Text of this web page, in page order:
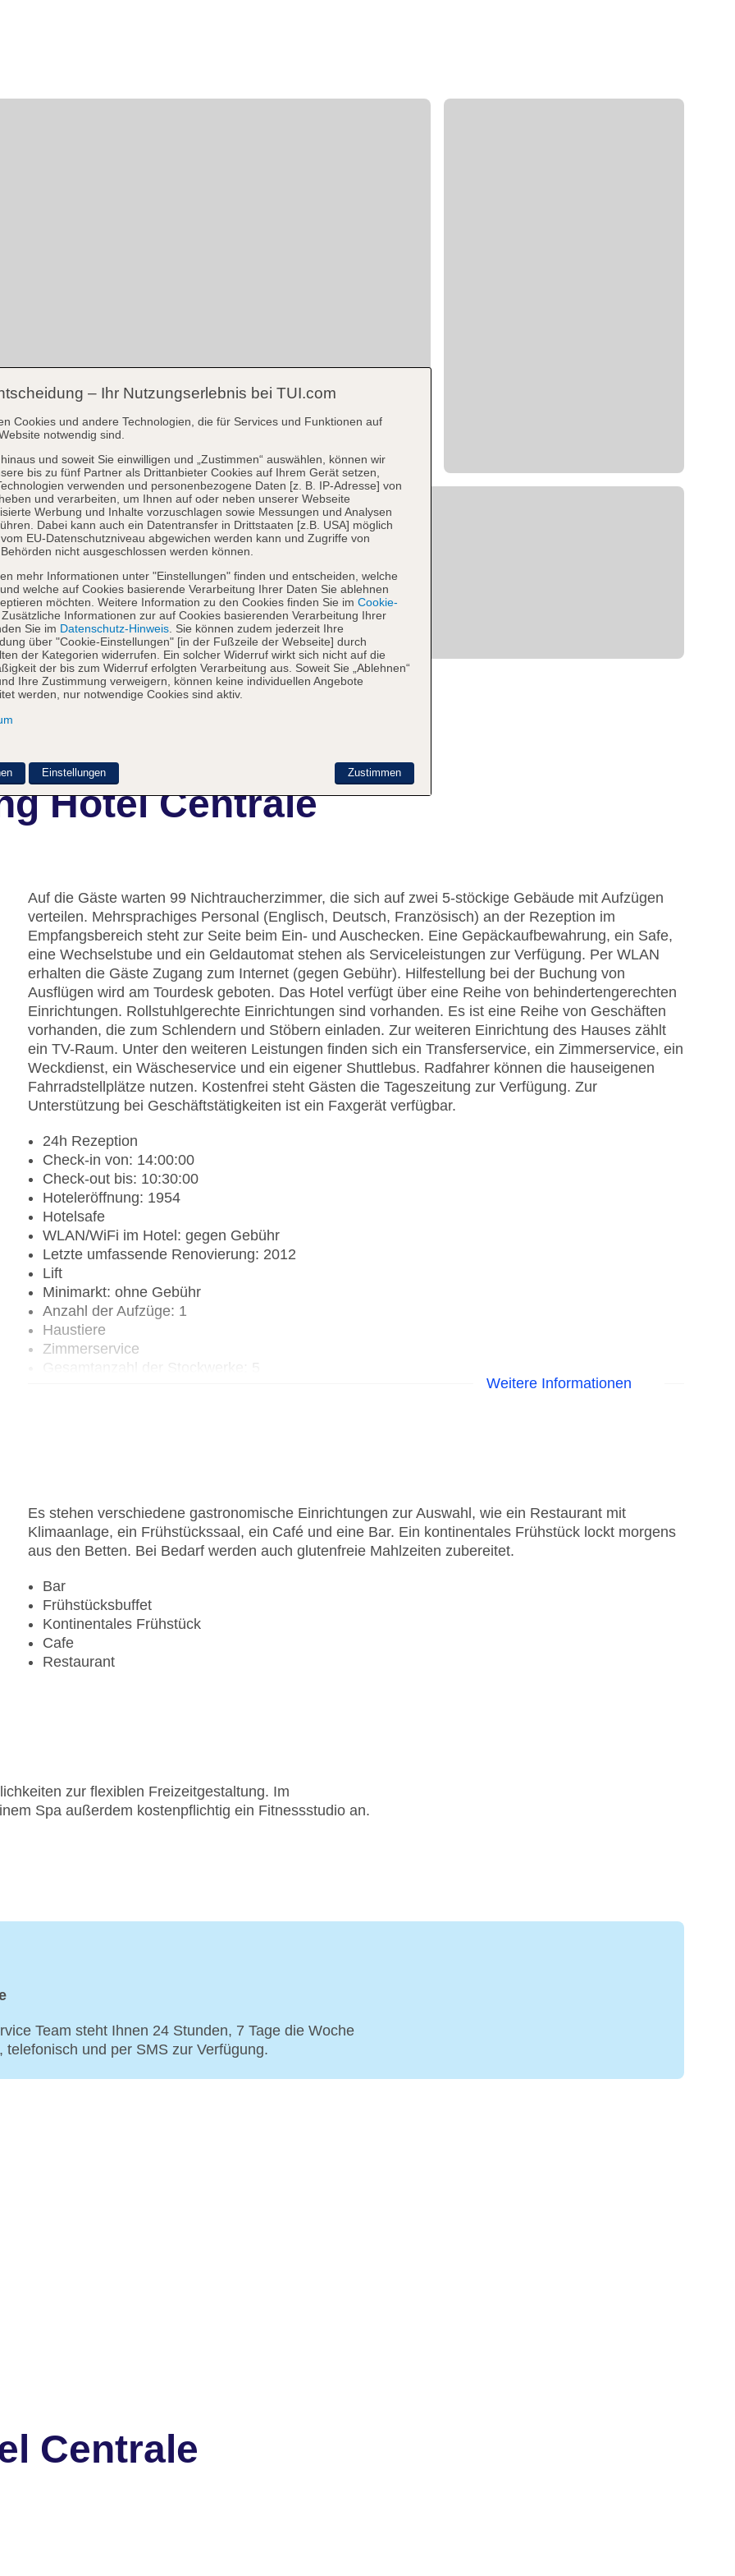
Hotel Centrale
Auf die Gäste warten 99 Nichtraucherzimmer, die sich auf zwei 5-stöckige Gebäude mit Aufzügen
verteilen. Mehrsprachiges Personal (Englisch, Deutsch, Französisch) an der Rezeption im
Empfangsbereich steht zur Seite beim Ein- und Auschecken. Eine Gepäckaufbewahrung, ein Safe,
eine Wechselstube und ein Geldautomat stehen als Serviceleistungen zur Verfügung. Per WLAN
erhalten die Gäste Zugang zum Internet (gegen Gebühr). Hilfestellung bei der Buchung von
Ausflügen wird am Tourdesk geboten. Das Hotel verfügt über eine Reihe von behindertengerechten
Einrichtungen. Rollstuhlgerechte Einrichtungen sind vorhanden. Es ist eine Reihe von Geschäften
vorhanden, die zum Schlendern und Stöbern einladen. Zur weiteren Einrichtung des Hauses zählt
ein TV-Raum. Unter den weiteren Leistungen finden sich ein Transferservice, ein Zimmerservice, ein
Weckdienst, ein Wäscheservice und ein eigener Shuttlebus. Radfahrer können die hauseigenen
Fahrradstellplätze nutzen. Kostenfrei steht Gästen die Tageszeitung zur Verfügung. Zur
Unterstützung bei Geschäftstätigkeiten ist ein Faxgerät verfügbar.
24h Rezeption
Check-in von: 14:00:00
Check-out bis: 10:30:00
Hoteleröffnung: 1954
Hotelsafe
WLAN/WiFi im Hotel: gegen Gebühr
Letzte umfassende Renovierung: 2012
Lift
Minimarkt: ohne Gebühr
Anzahl der Aufzüge: 1
Haustiere
Zimmerservice
Weitere Informationen
Es stehen verschiedene gastronomische Einrichtungen zur Auswahl, wie ein Restaurant mit
Klimaanlage, ein Frühstückssaal, ein Café und eine Bar. Ein kontinentales Frühstück lockt morgens
aus den Betten. Bei Bedarf werden auch glutenfreie Mahlzeiten zubereitet.
Bar
Frühstücksbuffet
Kontinentales Frühstück
Cafe
Restaurant
zur flexiblen Freizeitgestaltung. Im
Spa außerdem kostenpflichtig ein Fitnessstudio an.
Team steht Ihnen 24 Stunden, 7 Tage die Woche
und per SMS zur Verfügung.
Centrale
– Ihr Nutzungserlebnis bei TUI.com
Cookies und andere Technologien, die für Services und Funktionen auf
notwendig sind.
und soweit Sie einwilligen und „Zustimmen“ auswählen, können wir
bis zu fünf Partner als Drittanbieter Cookies auf Ihrem Gerät setzen,
verwenden und personenbezogene Daten [z. B. IP-Adresse] von
und verarbeiten, um Ihnen auf oder neben unserer Webseite
Werbung und Inhalte vorzuschlagen sowie Messungen und Analysen
Dabei kann auch ein Datentransfer in Drittstaaten [z.B. USA] möglich
EU-Datenschutzniveau abgewichen werden kann und Zugriffe von
nicht ausgeschlossen werden können.
mehr Informationen unter "Einstellungen" finden und entscheiden, welche
welche auf Cookies basierende Verarbeitung Ihrer Daten Sie ablehnen
möchten. Weitere Information zu den Cookies finden Sie im Cookie-
Zusätzliche Informationen zur auf Cookies basierenden Verarbeitung Ihrer
Sie im Datenschutz-Hinweis. Sie können zudem jederzeit Ihre
über "Cookie-Einstellungen" [in der Fußzeile der Webseite] durch
der Kategorien widerrufen. Ein solcher Widerruf wirkt sich nicht auf die
der bis zum Widerruf erfolgten Verarbeitung aus. Soweit Sie „Ablehnen“
Ihre Zustimmung verweigern, können keine individuellen Angebote
werden, nur notwendige Cookies sind aktiv.
Zustimmen
Einstellungen